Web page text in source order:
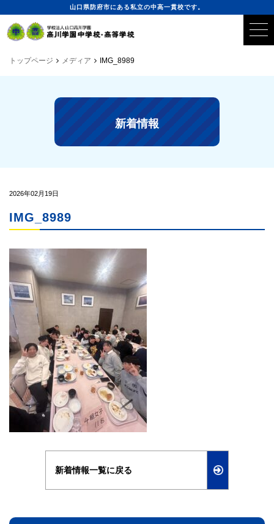
山口県防府市にある私立の中高一貫校です。
トップページ メディア IMG_8989
新着情報
2026年02月19日
IMG_8989
新着情報一覧に戻る